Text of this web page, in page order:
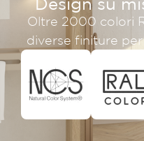
Oltre 2000 colori
diverse finiture